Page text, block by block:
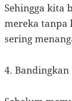
Sehingga kita
mereka tanpa
sering
4.